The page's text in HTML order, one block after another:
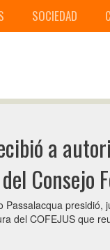
SOCIEDAD
a
Consejo
Passalacqua
del COFEJUS que